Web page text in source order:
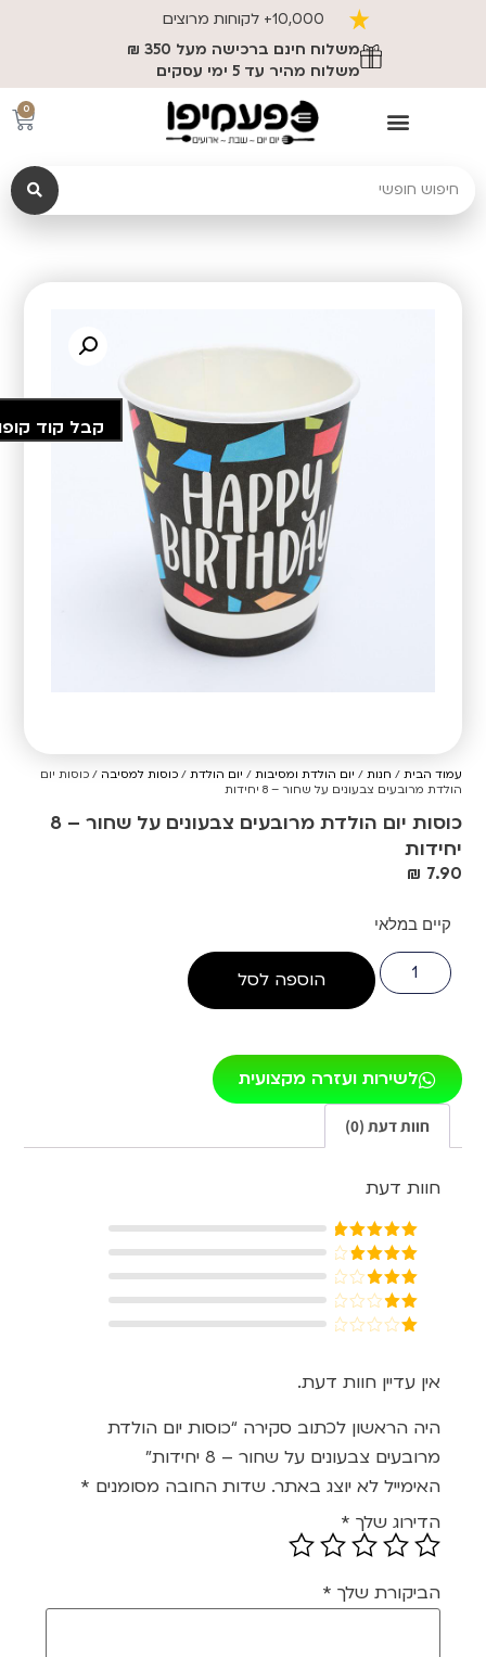
10,000+ לקוחות מרוצים
משלוח חינם ברכישה מעל 350 ₪
משלוח מהיר עד 5 ימי עסקים
0
עמוד הבית / חנות / יום הולדת ומסיבות / יום הולדת /כוסות למסיבה / כוסות יום
הולדת מרובעים צבעונים על שחור – 8 יחידות
כוסות יום הולדת מרובעים צבעונים על שחור – 8
יחידות
₪ 7.90
קיים במלאי
הוספה לסל
לשירות ועזרה מקצועית
חוות דעת (0)
חוות דעת
דורג5מתוך
5
דורג4
מתוך 5
דורג3
מתוך 5
דורג
מתוך
5
אין עדיין חוות דעת.
היה הראשון לכתוב סקירה “כוסות יום הולדת
מרובעים צבעונים על שחור – 8 יחידות”
האימייל לא יוצג באתר. שדות החובה מסומנים *
הדירוג שלך *
הביקורת שלך *
קבל קוד